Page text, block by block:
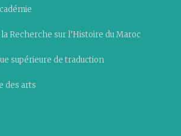
Recherche sur l’Histoire du Maroc
supérieure de traduction
des arts